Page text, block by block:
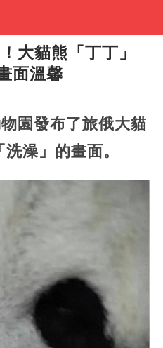
大貓熊「丁丁」
面溫馨
園發布了旅俄大貓
澡」的畫面。